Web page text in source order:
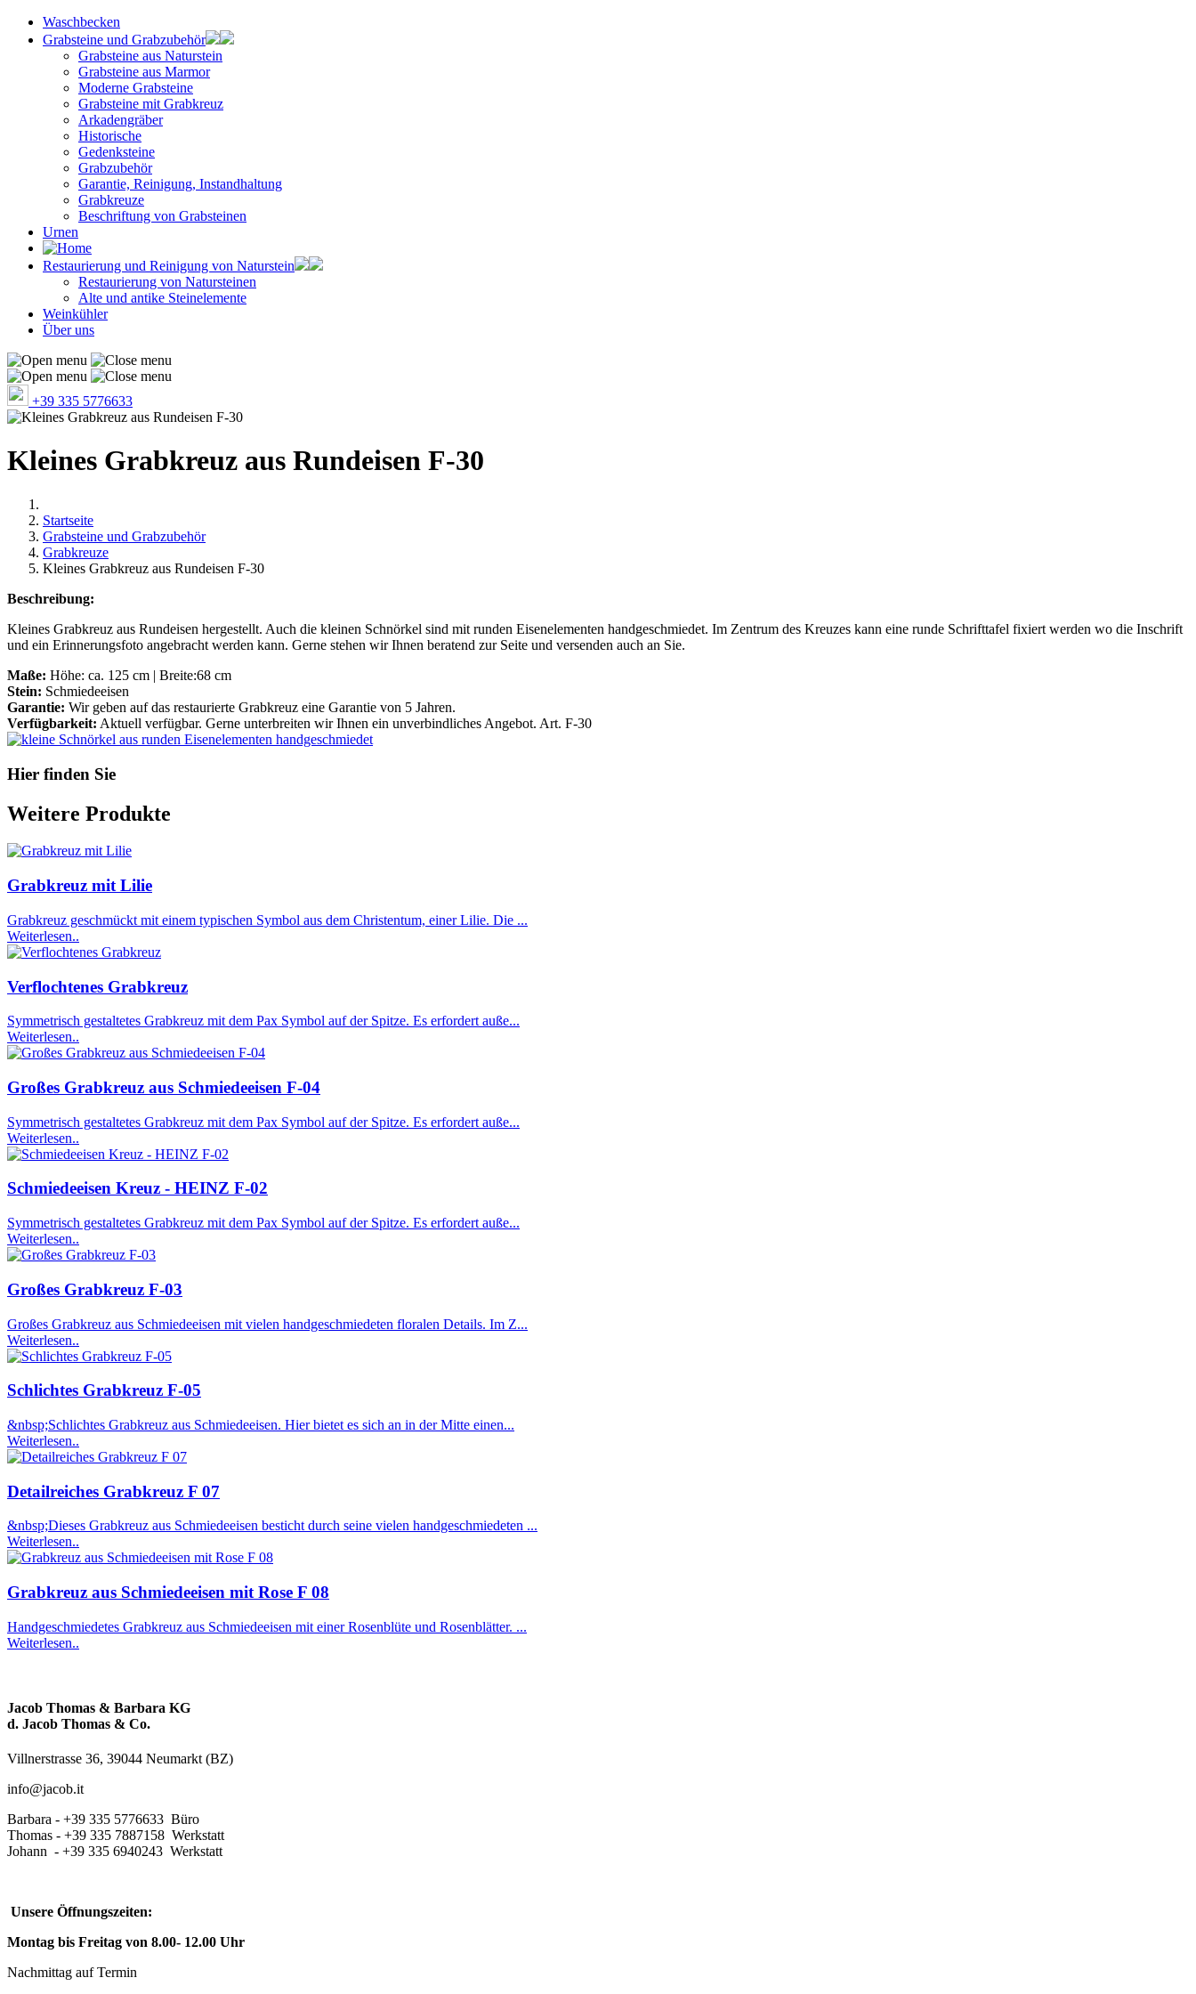
Waschbecken
Grabsteine und Grabzubehör
Grabsteine aus Naturstein
Grabsteine aus Marmor
Moderne Grabsteine
Grabsteine mit Grabkreuz
Arkadengräber
Historische
Gedenksteine
Grabzubehör
Garantie, Reinigung, Instandhaltung
Grabkreuze
Beschriftung von Grabsteinen
Urnen
Restaurierung und Reinigung von Naturstein
Restaurierung von Natursteinen
Alte und antike Steinelemente
Weinkühler
Über uns
+39 335 5776633
Kleines Grabkreuz aus Rundeisen F-30
Startseite
Grabsteine und Grabzubehör
Grabkreuze
Kleines Grabkreuz aus Rundeisen F-30
Beschreibung:
Kleines Grabkreuz aus Rundeisen hergestellt. Auch die kleinen Schnörkel sind mit runden Eisenelementen handgeschmiedet. Im Zentrum des Kreuzes kann eine runde Schrifttafel fixiert werden wo die Inschrift
und ein Erinnerungsfoto angebracht werden kann. Gerne stehen wir Ihnen beratend zur Seite und versenden auch an Sie.
Maße: Höhe: ca. 125 cm | Breite:68 cm
Stein: Schmiedeeisen
Garantie: Wir geben auf das restaurierte Grabkreuz eine Garantie von 5 Jahren.
Verfügbarkeit: Aktuell verfügbar. Gerne unterbreiten wir Ihnen ein unverbindliches Angebot. Art. F-30
Hier finden Sie
Weitere Produkte
Grabkreuz mit Lilie
Grabkreuz geschmückt mit einem typischen Symbol aus dem Christentum, einer Lilie. Die ...
Weiterlesen..
Verflochtenes Grabkreuz
Symmetrisch gestaltetes Grabkreuz mit dem Pax Symbol auf der Spitze. Es erfordert auße...
Weiterlesen..
Großes Grabkreuz aus Schmiedeeisen F-04
Symmetrisch gestaltetes Grabkreuz mit dem Pax Symbol auf der Spitze. Es erfordert auße...
Weiterlesen..
Schmiedeeisen Kreuz - HEINZ F-02
Symmetrisch gestaltetes Grabkreuz mit dem Pax Symbol auf der Spitze. Es erfordert auße...
Weiterlesen..
Großes Grabkreuz F-03
Großes Grabkreuz aus Schmiedeeisen mit vielen handgeschmiedeten floralen Details. Im Z...
Weiterlesen..
Schlichtes Grabkreuz F-05
&nbsp;Schlichtes Grabkreuz aus Schmiedeeisen. Hier bietet es sich an in der Mitte einen...
Weiterlesen..
Detailreiches Grabkreuz F 07
&nbsp;Dieses Grabkreuz aus Schmiedeeisen besticht durch seine vielen handgeschmiedeten ...
Weiterlesen..
Grabkreuz aus Schmiedeeisen mit Rose F 08
Handgeschmiedetes Grabkreuz aus Schmiedeeisen mit einer Rosenblüte und Rosenblätter. ...
Weiterlesen..
Jacob Thomas & Barbara KG
d. Jacob Thomas & Co.
Villnerstrasse 36, 39044 Neumarkt (BZ)
info@jacob.it
Barbara - +39 335 5776633 Büro
Thomas - +39 335 7887158 Werkstatt
Johann - +39 335 6940243 Werkstatt
Unsere Öffnungszeiten:
Montag bis Freitag von 8.00- 12.00 Uhr
Nachmittag auf Termin